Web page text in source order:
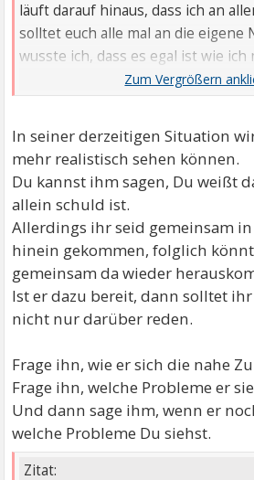
läuft darauf hinaus, dass ich an
solltet euch alle mal an die eigene
wusste ich, dass es egal ist wie ich
wird mich immer falsch verstehen.
In seiner derzeitigen Situation
mehr realistisch sehen können.
Du kannst ihm sagen, Du weißt
allein schuld ist.
Allerdings ihr seid gemeinsam
hinein gekommen, folglich
gemeinsam da wieder
Ist er dazu bereit, dann solltet
nicht nur darüber reden.
Frage ihn, wie er sich die nahe
Frage ihn, welche Probleme er
Und dann sage ihm, wenn er
welche Probleme Du siehst.
Zitat: